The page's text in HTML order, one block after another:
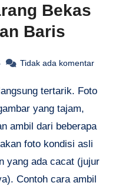
Bekas
Baris
Tidak ada komentar
tertarik. Foto
yang tajam,
ambil dari beberapa
foto kondisi asli
yang ada cacat (jujur
Contoh cara ambil